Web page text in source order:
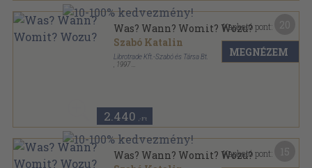
Was? Wann? Womit? Wozu?
Szabó Katalin
Librotrade Kft.-Szabó és Társa Bt.
1997
2.440 ,-Ft
Kapható pont:
MEGNÉZEM
Was? Wann? Womit? Wozu?
Kapható pont: